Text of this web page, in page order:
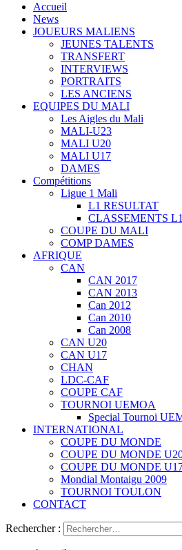
Accueil
News
JOUEURS MALIENS
JEUNES TALENTS
TRANSFERT
INTERVIEWS
PORTRAITS
LES ANCIENS
EQUIPES DU MALI
Les Aigles du Mali
MALI-U23
MALI U20
MALI U17
DAMES
Compétitions
Ligue 1 Mali
L1 RESULTAT
CLASSEMENTS L1
COUPE DU MALI
COMP DAMES
AFRIQUE
CAN
CAN 2017
CAN 2013
Can 2012
Can 2010
Can 2008
CAN U20
CAN U17
CHAN
LDC-CAF
COUPE CAF
TOURNOI UEMOA
Special Tournoi
INTERNATIONAL
COUPE DU MONDE
COUPE DU MONDE
COUPE DU MONDE
Mondial Montaigu 2009
TOURNOI TOULON
CONTACT
Rechercher :